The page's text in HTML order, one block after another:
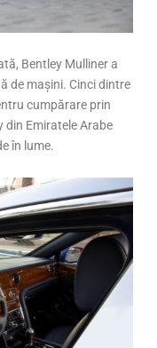
Bentley Mulliner a
de mașini. Cinci dintre
cumpărare prin
din Emiratele Arabe
în lume.